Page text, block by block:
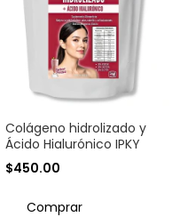
Colágeno hidrolizado y
Ácido Hialurónico IPKY
$450.00
Comprar